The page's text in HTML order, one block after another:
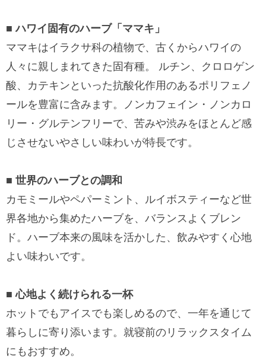
■ ハワイ固有のハーブ「ママキ」
ママキはイラクサ科の植物で、古くからハワイの
人々に親しまれてきた固有種。 ルチン、クロロゲン
酸、カテキンといった抗酸化作用のあるポリフェノ
ールを豊富に含みます。ノンカフェイン・ノンカロ
リー・グルテンフリーで、苦みや渋みをほとんど感
じさせないやさしい味わいが特長です。
■ 世界のハーブとの調和
カモミールやペパーミント、ルイボスティーなど世
界各地から集めたハーブを、バランスよくブレン
ド。ハーブ本来の風味を活かした、飲みやすく心地
よい味わいです。
■ 心地よく続けられる一杯
ホットでもアイスでも楽しめるので、一年を通じて
暮らしに寄り添います。就寝前のリラックスタイム
にもおすすめ。